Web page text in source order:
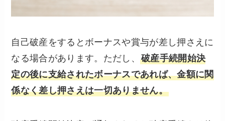
自己破産をするとボーナスや賞与が差し押さえに
なる場合があります。ただし、 破産手続開始決
定の後に支給されたボーナスであれば、金額に関
係なく差し押さえは一切ありません。